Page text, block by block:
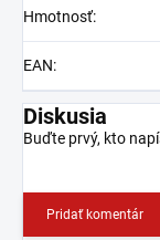
Hmotnosť:
EAN:
Diskusia
Buďte prvý, kto
Pridať komentár